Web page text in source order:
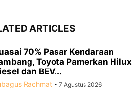
ARTICLES
70% Pasar Kendaraan
Toyota Pamerkan Hilux
dan BEV...
Rachmat - 7 Agustus 2026